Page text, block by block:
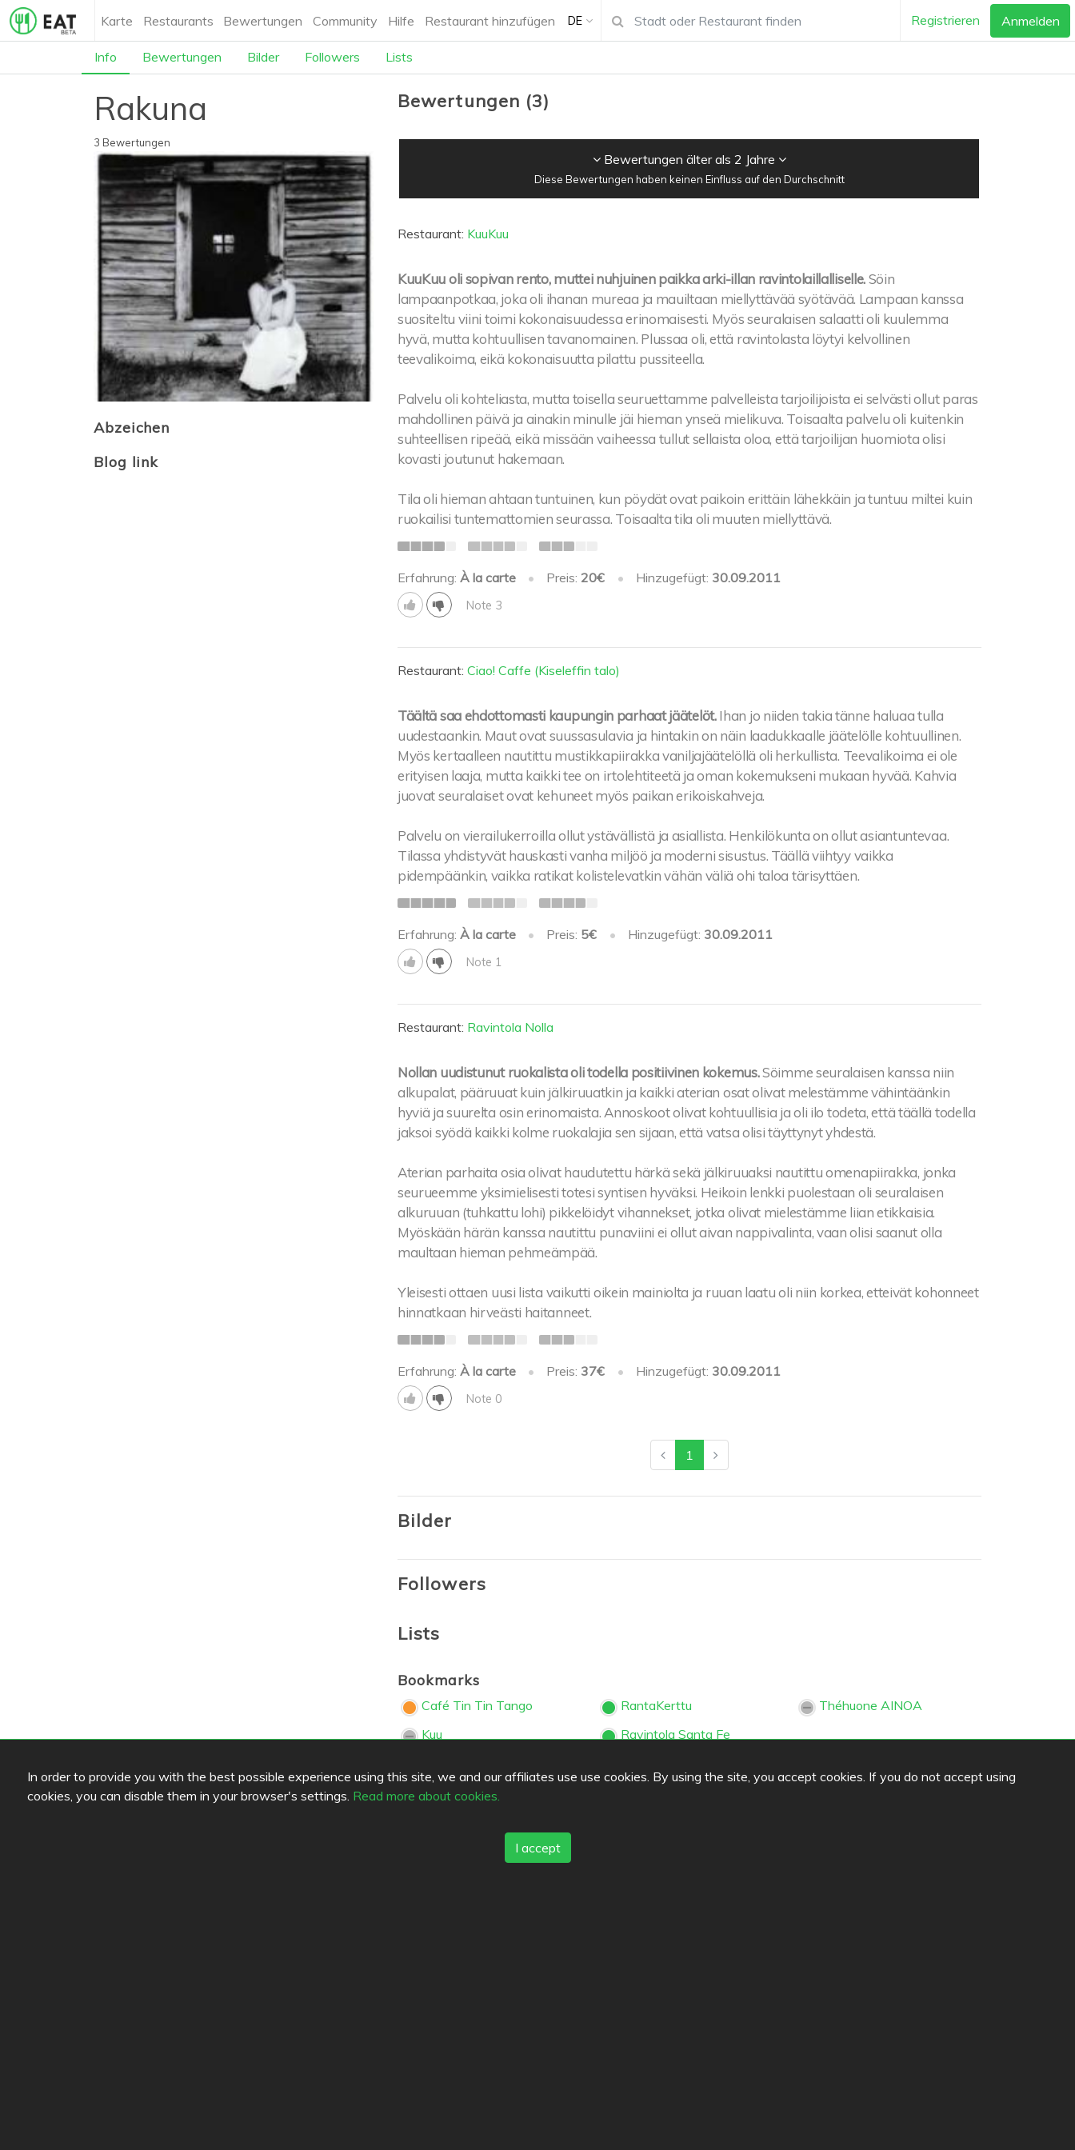
Karte Restaurants Bewertungen Community Hilfe Restaurant hinzufügen DE Registrieren Anmelden
In order to provide you with the best possible experience using this site, we and our affiliates use use cookies. By using the site, you accept cookies. If you do not accept using
cookies, you can disable them in your browser's settings. Read more about cookies.
I accept
Info Bewertungen Bilder Followers Lists
Rakuna
3 Bewertungen
Abzeichen
Blog link
Bewertungen (3)
Bewertungen älter als 2 Jahre
Diese Bewertungen haben keinen Einfluss auf den Durchschnitt
Restaurant: KuuKuu
KuuKuu oli sopivan rento, muttei nuhjuinen paikka arki-illan ravintolaillalliselle.Söin
lampaanpotkaa, joka oli ihanan mureaa ja mauiltaan miellyttävää syötävää. Lampaan kanssa
suositeltu viini toimi kokonaisuudessa erinomaisesti. Myös seuralaisen salaatti oli kuulemma
hyvä, mutta kohtuullisen tavanomainen. Plussaa oli, että ravintolasta löytyi kelvollinen
teevalikoima, eikä kokonaisuutta pilattu pussiteella.
Palvelu oli kohteliasta, mutta toisella seuruettamme palvelleista tarjoilijoista ei selvästi ollut paras
mahdollinen päivä ja ainakin minulle jäi hieman ynseä mielikuva. Toisaalta palvelu oli kuitenkin
suhteellisen ripeää, eikä missään vaiheessa tullut sellaista oloa, että tarjoilijan huomiota olisi
kovasti joutunut hakemaan.
Tila oli hieman ahtaan tuntuinen, kun pöydät ovat paikoin erittäin lähekkäin ja tuntuu miltei kuin
ruokailisi tuntemattomien seurassa. Toisaalta tila oli muuten miellyttävä.
Erfahrung: À la carte • Preis: 20€ • Hinzugefügt: 30.09.2011
Note 3
Restaurant: Ciao! Caffe (Kiseleffin talo)
Täältä saa ehdottomasti kaupungin parhaat jäätelöt. Ihan jo niiden takia tänne haluaa tulla
uudestaankin. Maut ovat suussasulavia ja hintakin on näin laadukkaalle jäätelölle kohtuullinen.
Myös kertaalleen nautittu mustikkapiirakka vaniljajäätelöllä oli herkullista. Teevalikoima ei ole
erityisen laaja, mutta kaikki tee on irtolehtiteetä ja oman kokemukseni mukaan hyvää. Kahvia
juovat seuralaiset ovat kehuneet myös paikan erikoiskahveja.
Palvelu on vierailukerroilla ollut ystävällistä ja asiallista. Henkilökunta on ollut asiantuntevaa.
Tilassa yhdistyvät hauskasti vanha miljöö ja moderni sisustus. Täällä viihtyy vaikka
pidempäänkin, vaikka ratikat kolistelevatkin vähän väliä ohi taloa tärisyttäen.
Erfahrung: À la carte • Preis: 5€ • Hinzugefügt: 30.09.2011
Note 1
Restaurant: Ravintola Nolla
Nollan uudistunut ruokalista oli todella positiivinen kokemus.Söimme seuralaisen kanssa niin
alkupalat, pääruuat kuin jälkiruuatkin ja kaikki aterian osat olivat melestämme vähintäänkin
hyviä ja suurelta osin erinomaista. Annoskoot olivat kohtuullisia ja oli ilo todeta, että täällä todella
jaksoi syödä kaikki kolme ruokalajia sen sijaan, että vatsa olisi täyttynyt yhdestä.
Aterian parhaita osia olivat haudutettu härkä sekä jälkiruuaksi nautittu omenapiirakka, jonka
seurueemme yksimielisesti totesi syntisen hyväksi. Heikoin lenkki puolestaan oli seuralaisen
alkuruuan (tuhkattu lohi) pikkelöidyt vihannekset, jotka olivat mielestämme liian etikkaisia.
Myöskään härän kanssa nautittu punaviini ei ollut aivan nappivalinta, vaan olisi saanut olla
maultaan hieman pehmeämpää.
Yleisesti ottaen uusi lista vaikutti oikein mainiolta ja ruuan laatu oli niin korkea, etteivät kohonneet
hinnatkaan hirveästi haitanneet.
Erfahrung: À la carte • Preis: 37€ • Hinzugefügt: 30.09.2011
Note 0
1
Bilder
Followers
Lists
Bookmarks
Café Tin Tin Tango
Kuu
RantaKerttu
Ravintola Santa Fe
Théhuone AINOA
Favorites